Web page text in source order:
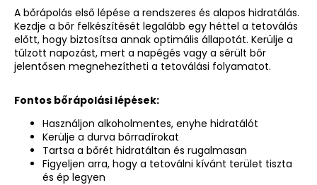
A bőrápolás első lépése a rendszeres és alapos hidratálás.
Kezdje a bőr felkészítését legalább egy héttel a tetoválás
előtt, hogy biztosítsa annak optimális állapotát. Kerülje a
túlzott napozást, mert a napégés vagy a sérült bőr
jelentősen megnehezítheti a tetoválási folyamatot.
Fontos bőrápolási lépések:
Használjon alkoholmentes, enyhe hidratálót
Kerülje a durva bőrradírokat
Tartsa a bőrét hidratáltan és rugalmasan
Figyeljen arra, hogy a tetoválni kívánt terület tiszta
és ép legyen